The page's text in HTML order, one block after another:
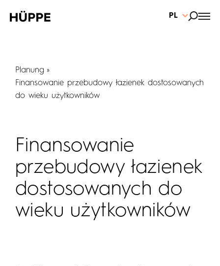
PL
Planung
Finansowanie przebudowy łazienek dostosowanych
do wieku użytkowników
Finansowanie
przebudowy łazienek
dostosowanych do
wieku użytkowników